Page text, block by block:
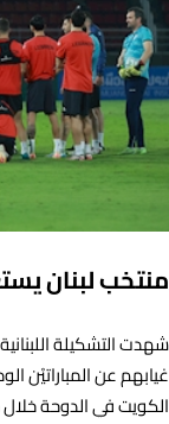
منتخب لبنان
شهدت التشكيلة
غيابهم عن المباراتيْن
الكويت في الدوحة